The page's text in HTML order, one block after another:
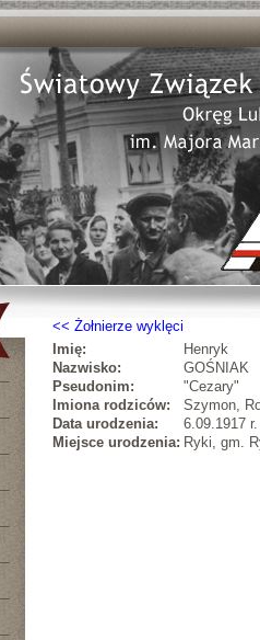
Żołnierze wyklęci
Imię:
Henryk
Nazwisko:
GOŚNIAK
Pseudonim:
"Cezary"
Imiona rodziców:
Szymon,
Data urodzenia:
6.09.1917 r.
Miejsce urodzenia: Ryki, gm.